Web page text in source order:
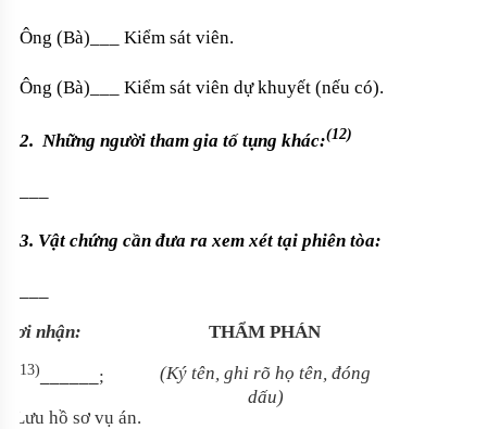
Ông (Bà)___ Kiểm sát viên.
Ông (Bà)___ Kiểm sát viên dự khuyết (nếu có).
2. Những người tham gia tố tụng khác:(12)
3. Vật chứng cần đưa ra xem xét tại phiên tòa:
Nơi nhận:
(13)
;
- Lưu hồ sơ vụ án.
THẨM PHÁN
(Ký tên, ghi rõ họ tên, đóng
dấu)